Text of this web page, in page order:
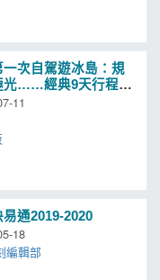
次自駕遊冰島：規
光……經典9天行程完
11
通2019-2020
18
編輯部